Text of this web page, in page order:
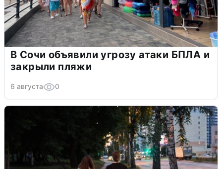
В Сочи объявили угрозу атаки БПЛА и
закрыли пляжи
6 августа 0